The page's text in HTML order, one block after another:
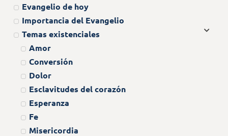
Evangelio de hoy
Importancia del Evangelio
Temas existenciales
Amor
Conversión
Dolor
Esclavitudes del corazón
Esperanza
Fe
Misericordia